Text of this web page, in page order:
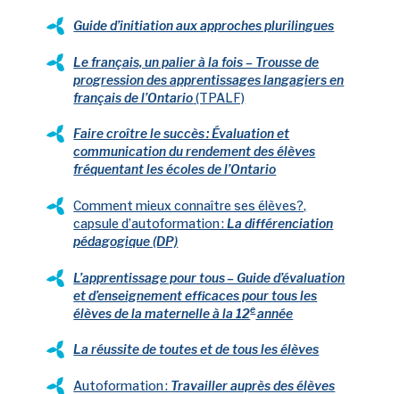
Guide d’initiation aux approches plurilinguesnouvel
Le français, un palier à la fois – Trousse de
progression des apprentissages langagiers en
français de l’Ontario(TPALF)nouvel onglet
Faire croître le succès : Évaluation et
communication du rendement des élèves
fréquentant les écoles de l’Ontarionouvel onglet
Comment mieux connaître ses élèves?,
capsule d’autoformation :La différenciation
pédagogique (DP)nouvel onglet
L’apprentissage pour tous – Guide d’évaluation
et d’enseignement efficaces pour tous les
élèves de la maternelle à la 12eannéenouvel onglet
La réussite de toutes et de tous les élèvesnouvel onglet
Autoformation : Travailler auprès des élèves